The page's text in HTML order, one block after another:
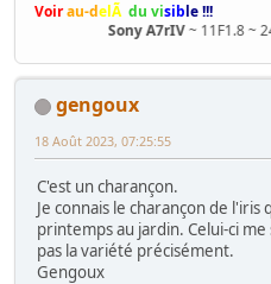
Voirau-delÃ du visible !!!
Sony A7rIV~ 11F1.8 ~
gengoux
18 Août 2023, 07:25:55
C'est un charançon.
Je connais le charançon de l'iris
printemps au jardin. Celui-ci
pas la variété précisément.
Gengoux